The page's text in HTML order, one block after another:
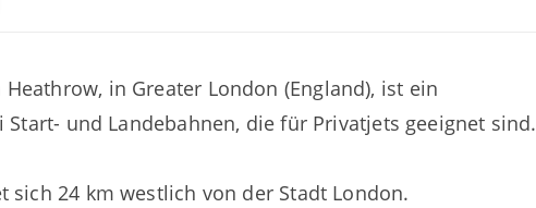
in Greater London (England), ist ein
und Landebahnen, die für Privatjets geeignet sind.
sich 24 km westlich von der Stadt London.